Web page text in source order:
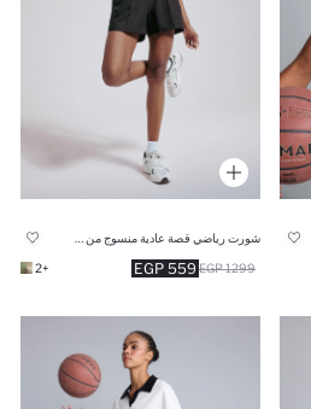
559 EGP 1299 EGP
+2